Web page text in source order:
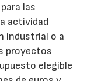
las
actividad
industrial o a
proyectos
elegible